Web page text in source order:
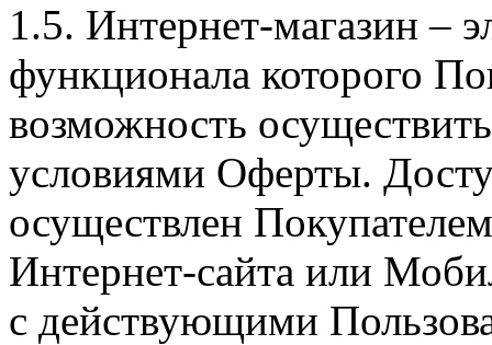
1.5. Интернет-магазин –
функционала которого
возможность
условиями Оферты.
осуществлен
Интернет-сайта или
с действующими